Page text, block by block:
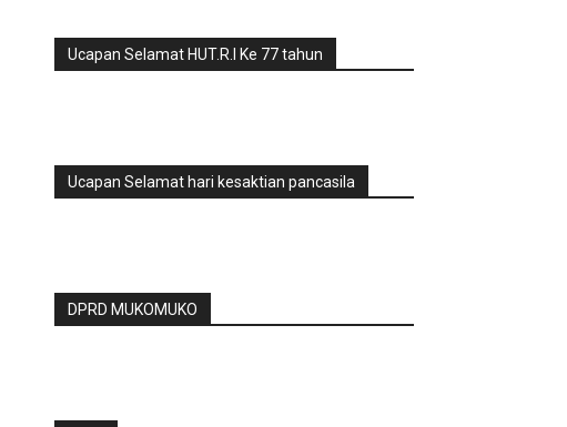
Ucapan Selamat HUT.R.I Ke 77 tahun
Ucapan Selamat hari kesaktian pancasila
DPRD MUKOMUKO